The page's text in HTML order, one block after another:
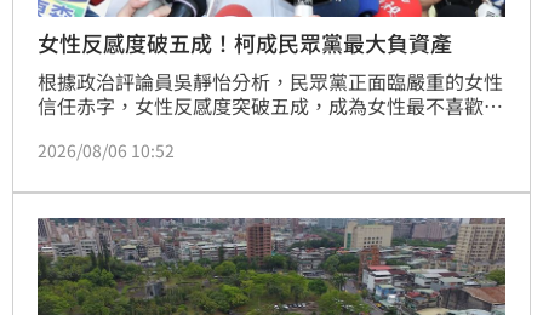
女性反感度破五成！柯成民眾黨最大負資產
根據政治評論員吳靜怡分析，民眾黨正面臨嚴重的女性
信任赤字，女性反感度突破五成，成為女性最不喜歡的
另一方面，賴清德總統信任度逆勢提升，主要受女性支
泰則面臨「男性失溫」警訊，男性不滿意度飆破五成。
專家指出，執政團隊過度側重婦幼福利，卻忽視青年與
中壯年男性在職涯、購屋及經濟壓力上的焦慮。如何解
決政策資源分配失衡並挽回男性選民，已成為卓榮泰內
閣當前最迫切的政治課題。
2026/08/06 10:52